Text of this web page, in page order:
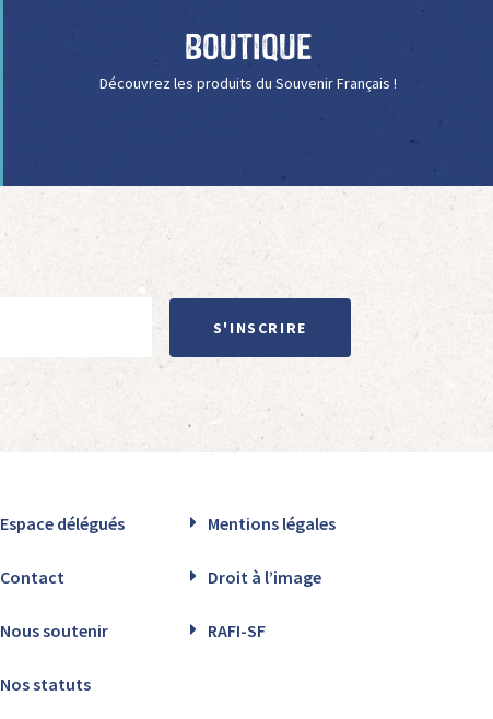
Boutique
Découvrez les produits du Souvenir Français !
S'INSCRIRE
Espace délégués Mentions légales
Contact Droit à l’image
Nous soutenir RAFI-SF
Nos statuts